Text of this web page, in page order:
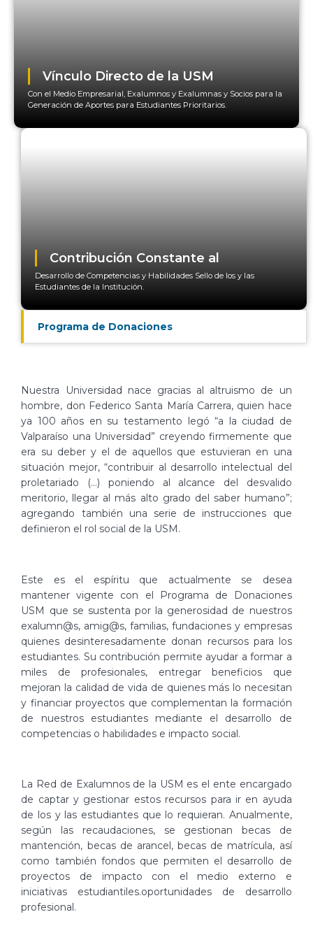
Vínculo Directo de la USM
Con el Medio Empresarial, Exalumnos y Exalumnas y Socios para la
Generación de Aportes para Estudiantes Prioritarios.
Contribución Constante al
Desarrollo de Competencias y Habilidades Sello de los y las
Estudiantes de la Institución.
Programa de Donaciones
Nuestra Universidad nace gracias al altruismo de un
hombre, don Federico Santa María Carrera, quien hace
ya 100 años en su testamento legó “a la ciudad de
Valparaíso una Universidad” creyendo firmemente que
era su deber y el de aquellos que estuvieran en una
situación mejor, “contribuir al desarrollo intelectual del
proletariado (…) poniendo al alcance del desvalido
meritorio, llegar al más alto grado del saber humano”;
agregando también una serie de instrucciones que
definieron el rol social de la USM.
Este es el espíritu que actualmente se desea
mantener vigente con el Programa de Donaciones
USM que se sustenta por la generosidad de nuestros
exalumn@s, amig@s, familias, fundaciones y empresas
quienes desinteresadamente donan recursos para los
estudiantes. Su contribución permite ayudar a formar a
miles de profesionales, entregar beneficios que
mejoran la calidad de vida de quienes más lo necesitan
y financiar proyectos que complementan la formación
de nuestros estudiantes mediante el desarrollo de
competencias o habilidades e impacto social.
La Red de Exalumnos de la USM es el ente encargado
de captar y gestionar estos recursos para ir en ayuda
de los y las estudiantes que lo requieran. Anualmente,
según las recaudaciones, se gestionan becas de
mantención, becas de arancel, becas de matrícula, así
como también fondos que permiten el desarrollo de
proyectos de impacto con el medio externo e
iniciativas estudiantiles.oportunidades de desarrollo
profesional.